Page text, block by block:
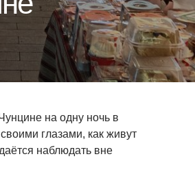
на одну ночь в
глазами, как живут
наблюдать вне